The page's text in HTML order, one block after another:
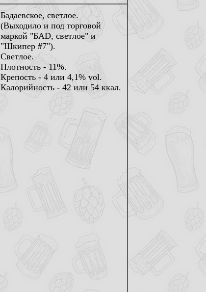
Бадаевское, светлое.
(Выходило и под торговой
маркой "БАD, светлое" и
"Шкипер #7").
Светлое.
Плотность - 11%.
Крепость - 4 или 4,1% vol.
Калорийность - 42 или 54 ккал.